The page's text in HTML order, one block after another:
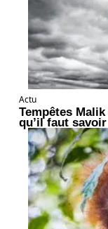
Actu
Tempêtes
qu’il faut savoir